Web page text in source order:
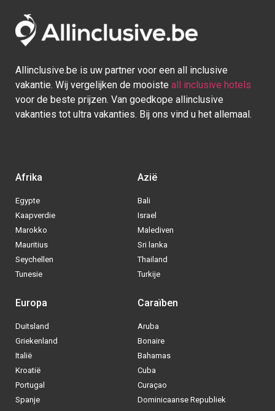
Allinclusive.be is uw partner voor een all inclusive
vakantie. Wij vergelijken de mooiste all inclusive hotels
voor de beste prijzen. Van goedkope allinclusive
vakanties tot ultra vakanties. Bij ons vind u het allemaal.
Afrika
Egypte
Kaapverdie
Marokko
Mauritius
Seychellen
Tunesie
Azië
Bali
Israel
Malediven
Sri lanka
Thailand
Turkije
Europa
Duitsland
Griekenland
Italië
Kroatië
Portugal
Spanje
Caraïben
Aruba
Bonaire
Bahamas
Cuba
Curaçao
Dominicaanse Republiek
Vakantiediscounter